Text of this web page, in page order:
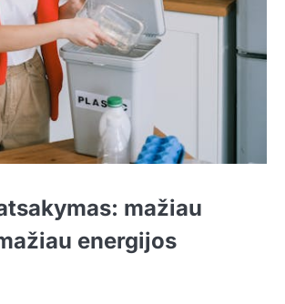
mažiau
energijos